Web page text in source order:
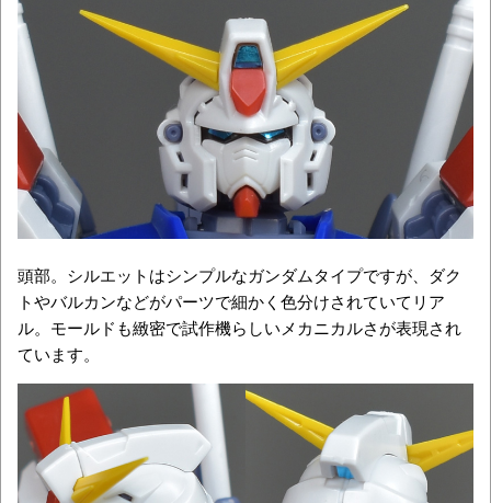
頭部。シルエットはシンプルなガンダムタイプですが、ダク
トやバルカンなどがパーツで細かく色分けされていてリア
ル。モールドも緻密で試作機らしいメカニカルさが表現され
ています。